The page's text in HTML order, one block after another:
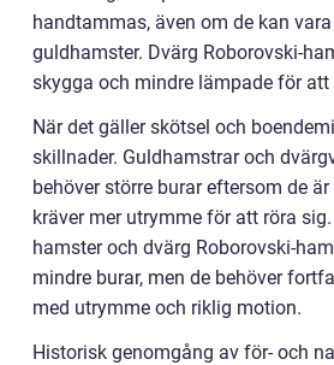
handtammas, även om de kan
guldhamster. Dvärg Roborovski-
skygga och mindre lämpade för
När det gäller skötsel och
skillnader. Guldhamstrar och
behöver större burar eftersom de
kräver mer utrymme för att röra
hamster och dvärg Roborovski-
mindre burar, men de behöver
med utrymme och riklig motion.
Historisk genomgång av för- och